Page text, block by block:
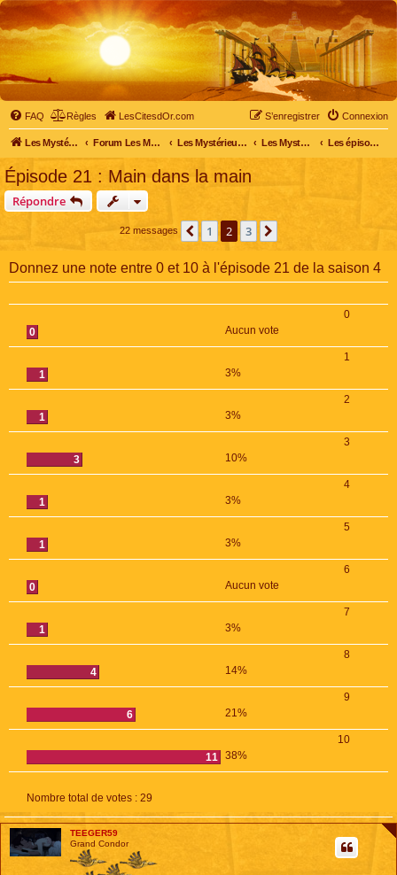
FAQ Règles LesCitesdOr.com Connexion
S’enregistrer
Les Mystérieuses Cités d'Or - LesCitesdOr.com Forum Les Mystérieuses Cités d'Or Les Mystérieuses Cités d'Or Les Mystérieuses Cités d'Or : saison 4 (2020) Les épisodes de la saison 4
Épisode 21 : Main dans la main
Répondre
22 messages Précédente
1 2 3
Donnez une note entre 0 et 10 à l'épisode 21 de la saison 4
0
0
Aucun vote
1
1
3%
2
1
3%
3
3
10%
4
1
3%
5
1
3%
6
0
Aucun vote
7
1
3%
8
4
14%
9
6
21%
10
11 38%
Nombre total de votes : 29
TEEGER59
Grand Condor